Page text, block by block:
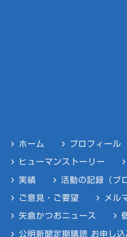
ホーム プロフィール
ヒューマンストーリー
実績 活動の記録（ブ
ご意見・ご要望 メル
矢倉かつおニュース
公明新聞定期購読 お申し込